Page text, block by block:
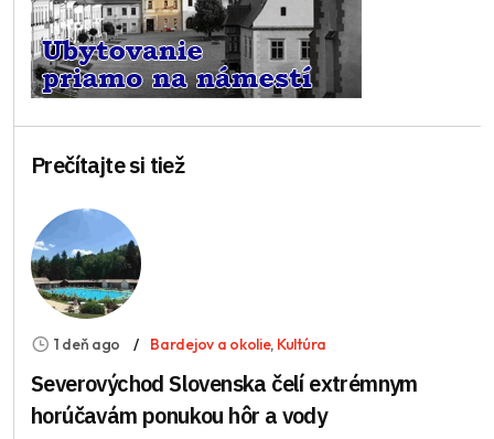
Prečítajte si tiež
1 deň ago Bardejov a okolie, Kultúra
Severovýchod Slovenska čelí extrémnym
horúčavám ponukou hôr a vody